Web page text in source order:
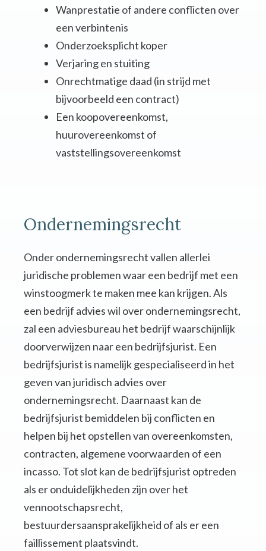
Wanprestatie of andere conflicten over
een verbintenis
Onderzoeksplicht koper
Verjaring en stuiting
Onrechtmatige daad (in strijd met
bijvoorbeeld een contract)
Een koopovereenkomst,
huurovereenkomst of
vaststellingsovereenkomst
Ondernemingsrecht
Onder ondernemingsrecht vallen allerlei
juridische problemen waar een bedrijf met een
winstoogmerk te maken mee kan krijgen. Als
een bedrijf advies wil over ondernemingsrecht,
zal een adviesbureau het bedrijf waarschijnlijk
doorverwijzen naar een bedrijfsjurist. Een
bedrijfsjurist is namelijk gespecialiseerd in het
geven van juridisch advies over
ondernemingsrecht. Daarnaast kan de
bedrijfsjurist bemiddelen bij conflicten en
helpen bij het opstellen van overeenkomsten,
contracten, algemene voorwaarden of een
incasso. Tot slot kan de bedrijfsjurist optreden
als er onduidelijkheden zijn over het
vennootschapsrecht,
bestuurdersaansprakelijkheid of als er een
faillissement plaatsvindt.